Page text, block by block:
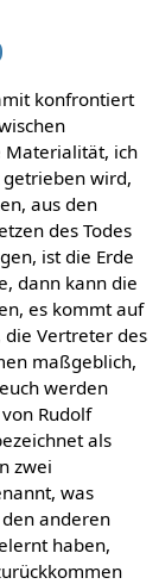
konfrontiert
Materialität, ich
wird,
aus den
des Todes
ist die Erde
dann kann die
es kommt auf
die Vertreter des
maßgeblich,
werden
Rudolf
als
zwei
was
anderen
haben,